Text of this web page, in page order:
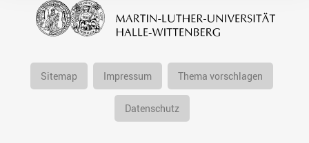
Sitemap Impressum Thema vorschlagen
Datenschutz